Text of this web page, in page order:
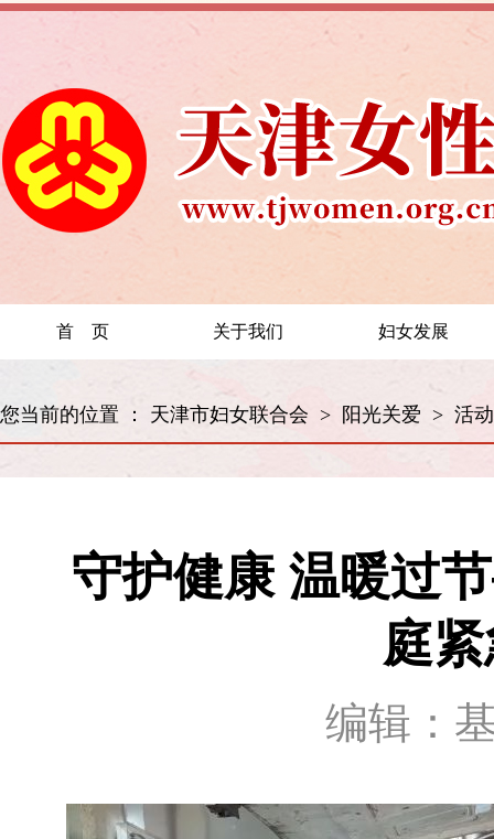
首 页 关于我们 妇女发展
您当前的位置 ： 天津市妇女联合会 > 阳光关爱 > 活
守护健康 温暖过
庭
编辑：